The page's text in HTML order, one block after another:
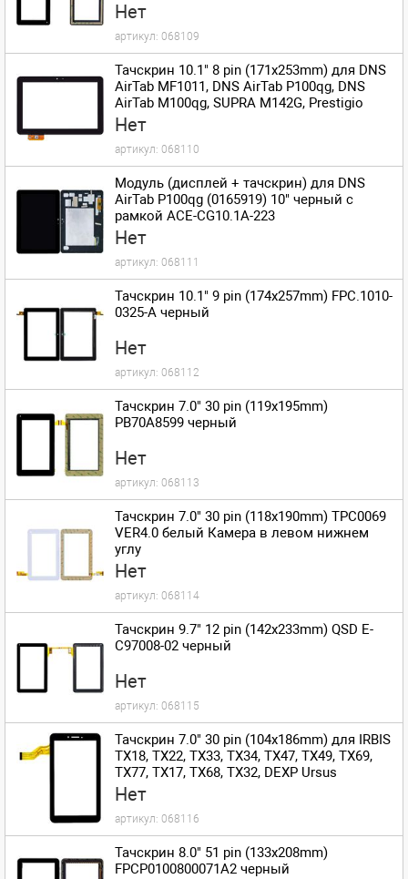
Нет
артикул: 068109
Тачскрин 10.1" 8 pin (171x253mm) для DNS
AirTab MF1011, DNS AirTab P100qg, DNS
AirTab M100qg, SUPRA M142G, Prestigio
MultiPad 10.1 ULTIMATE PMP7100D 3G DUO,
FPDC 0085A 1, 3Q Qoo Surf RC0722C/ACE-
CG10.1A-223
Нет
артикул: 068110
Модуль (дисплей + тачскрин) для DNS
AirTab P100qg (0165919) 10" черный с
рамкой ACE-CG10.1A-223
Нет
артикул: 068111
Тачскрин 10.1" 9 pin (174x257mm) FPC.1010-
0325-A черный
Нет
артикул: 068112
Тачскрин 7.0" 30 pin (119x195mm)
PB70A8599 черный
Нет
артикул: 068113
Тачскрин 7.0" 30 pin (118x190mm) TPC0069
VER4.0 белый Камера в левом нижнем
углу
Нет
артикул: 068114
Тачскрин 9.7" 12 pin (142x233mm) QSD E-
C97008-02 черный
Нет
артикул: 068115
Тачскрин 7.0" 30 pin (104x186mm) для IRBIS
TX18, TX22, TX33, TX34, TX47, TX49, TX69,
TX77, TX17, TX68, TX32, DEXP Ursus
7E/FM710301KA (С отверстием под
динамик)
Нет
артикул: 068116
Тачскрин 8.0" 51 pin (133x208mm)
FPCP0100800071A2 черный